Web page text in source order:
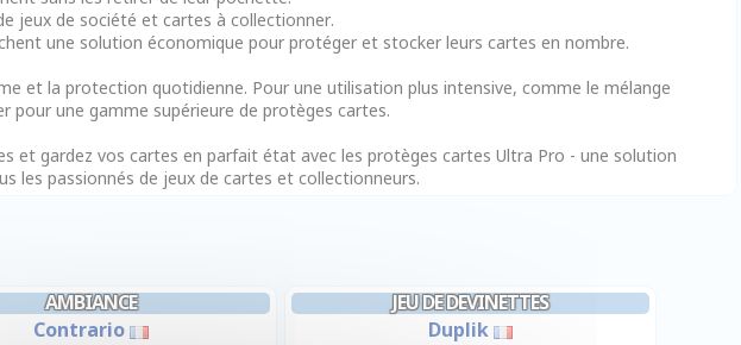
jeux de société et cartes à collectionner.
une solution économique pour protéger et stocker leurs cartes en nombre.
et la protection quotidienne. Pour une utilisation plus intensive, comme le mélange
pour une gamme supérieure de protèges cartes.
et gardez vos cartes en parfait état avec les protèges cartes Ultra Pro - une solution
les passionnés de jeux de cartes et collectionneurs.
AMBIANCE
Contrario
JEU DE DEVINETTES
Duplik